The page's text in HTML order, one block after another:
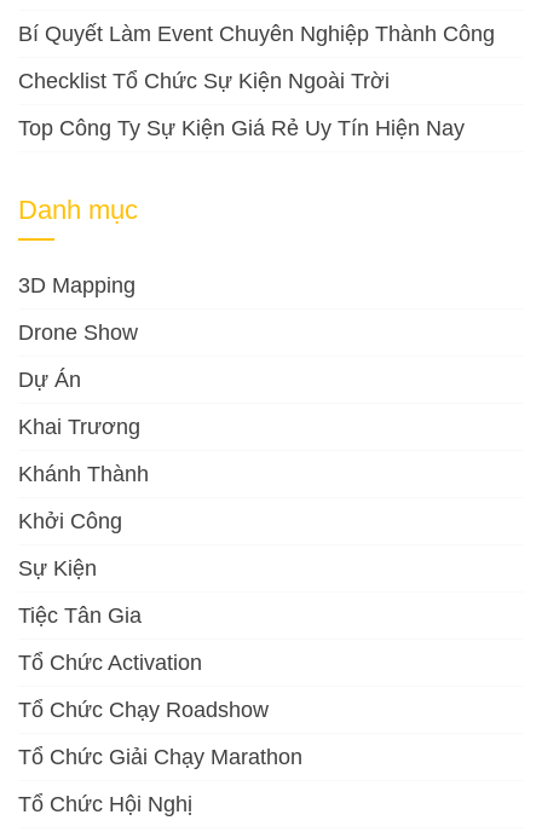
Bí Quyết Làm Event Chuyên Nghiệp Thành Công
Checklist Tổ Chức Sự Kiện Ngoài Trời
Top Công Ty Sự Kiện Giá Rẻ Uy Tín Hiện Nay
Danh mục
3D Mapping
Drone Show
Dự Án
Khai Trương
Khánh Thành
Khởi Công
Sự Kiện
Tiệc Tân Gia
Tổ Chức Activation
Tổ Chức Chạy Roadshow
Tổ Chức Giải Chạy Marathon
Tổ Chức Hội Nghị